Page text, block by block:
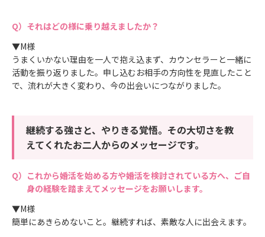
それはどの様に乗り越えましたか？
▼M様
うまくいかない理由を一人で抱え込まず、カウンセラーと一緒に
活動を振り返りました。申し込むお相手の方向性を見直したこと
で、流れが大きく変わり、今の出会いにつながりました。
継続する強さと、やりきる覚悟。その大切さを教
えてくれたお二人からのメッセージです。
これから婚活を始める方や婚活を検討されている方へ、ご自
身の経験を踏まえてメッセージをお願いします。
▼M様
簡単にあきらめないこと。継続すれば、素敵な人に出会えます。